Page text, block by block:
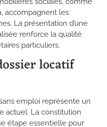
accompagnent les
La présentation d’une
renforce la qualité
particuliers.
locatif
emploi représente un
actuel. La constitution
étape essentielle pour